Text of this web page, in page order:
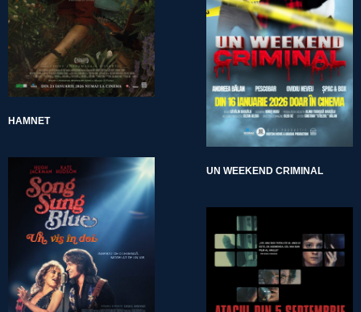
HAMNET
UN WEEKEND CRIMINAL